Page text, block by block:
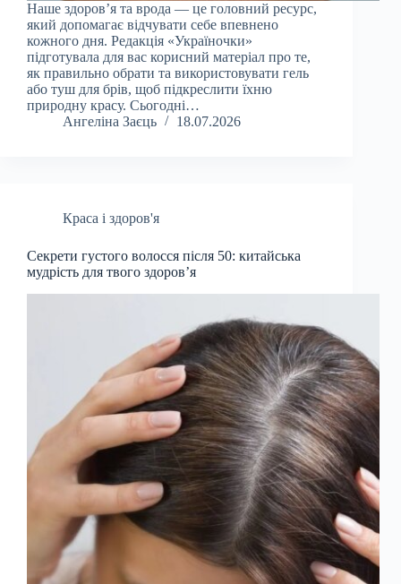
Наше здоров’я та врода — це головний ресурс,
який допомагає відчувати себе впевнено
кожного дня. Редакція «Україночки»
підготувала для вас корисний матеріал про те,
як правильно обрати та використовувати гель
або туш для брів, щоб підкреслити їхню
природну красу. Сьогодні…
Ангеліна Заєць
18.07.2026
Краса і здоров'я
Секрети густого волосся після 50: китайська
мудрість для твого здоров’я